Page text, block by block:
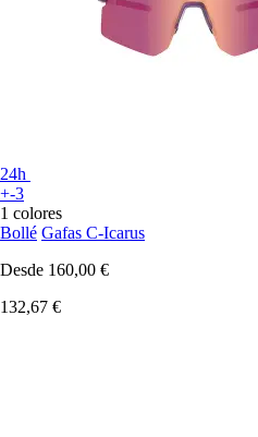
24h
+-3
1 colores
Bollé Gafas C-Icarus
Desde 160,00 €
132,67 €